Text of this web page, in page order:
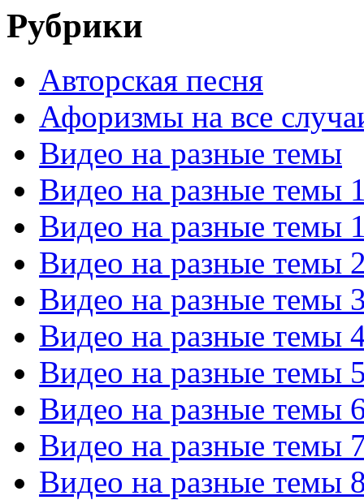
Рубрики
Авторская песня
Афоризмы на все
Видео на разные темы
Видео на разные темы
Видео на разные темы
Видео на разные темы
Видео на разные темы
Видео на разные темы
Видео на разные темы
Видео на разные темы
Видео на разные темы
Видео на разные темы